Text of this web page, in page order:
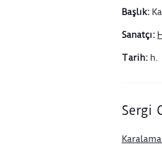
Başlık:
Sanatçı:
Tarih: h.
Sergi